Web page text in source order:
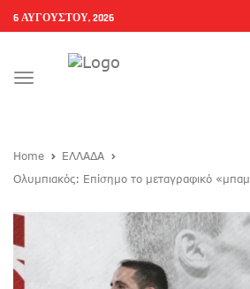
6 ΑΥΓΟΎΣΤΟΥ, 2026
Toggle
Home
ΕΛΛΑΔΑ
Ολυμπιακός: Επίσημο το μεταγραφικό